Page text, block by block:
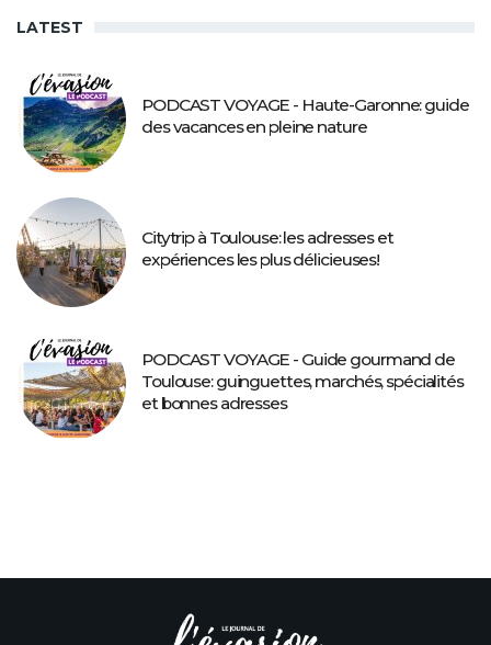
LATEST
PODCAST VOYAGE - Haute-Garonne: guide
des vacances en pleine nature
Citytrip à Toulouse: les adresses et
expériences les plus délicieuses!
PODCAST VOYAGE - Guide gourmand de
Toulouse: guinguettes, marchés, spécialités
et bonnes adresses